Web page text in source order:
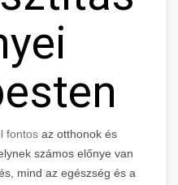
fontosaz otthonok és
számos előnye van
mind az egészség és a